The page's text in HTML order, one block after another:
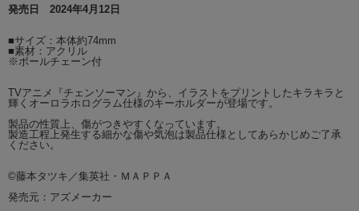
発売日 2024年4月12日
■サイズ：本体約74mm
■素材：アクリル
※ボールチェーン付
TVアニメ『チェンソーマン』から、イラストをプリントしたキラキラと
輝くオーロラホログラム仕様のキーホルダーが登場です。
製品の性質上、傷がつきやすくなっています。
製造工程上発生する細かな傷や気泡は製品仕様としてあらかじめご了承
ください。
©藤本タツキ／集英社・ＭＡＰＰＡ
発売元：アズメーカー